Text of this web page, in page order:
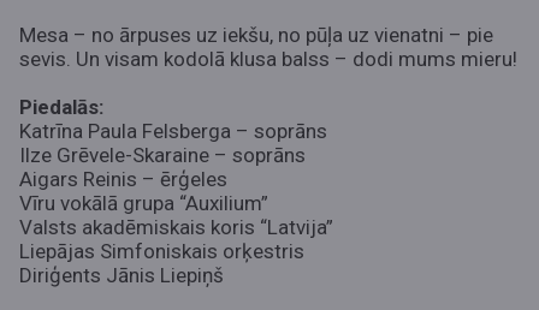
Mesa – no ārpuses uz iekšu, no pūļa uz vienatni – pie
sevis. Un visam kodolā klusa balss – dodi mums mieru!
Piedalās:
Katrīna Paula Felsberga – soprāns
Ilze Grēvele-Skaraine – soprāns
Aigars Reinis – ērģeles
Vīru vokālā grupa “Auxilium”
Valsts akadēmiskais koris “Latvija”
Liepājas Simfoniskais orķestris
Diriģents Jānis Liepiņš